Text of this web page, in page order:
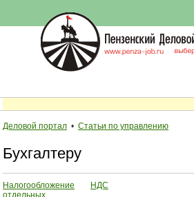
Деловой портал • Статьи по управлению
Бухгалтеру
Налогообложение
отдельных
НДС